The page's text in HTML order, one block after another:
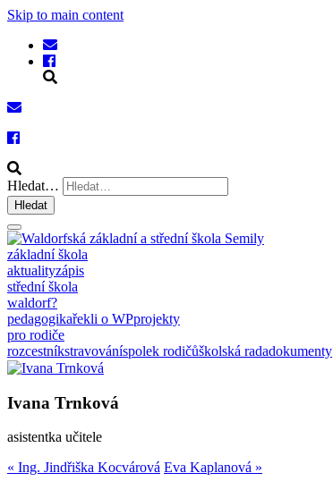
Skip to main content
Hledat…
Hledat
základní škola
aktualityzápis
střední škola
waldorf?
pedagogikařekli o WPprojekty
pro rodiče
rozcestníkstravováníspolek rodičůškolská radadokumenty
Ivana Trnková
asistentka učitele
« Ing. Jindřiška Kocvárová Eva Kaplanová »